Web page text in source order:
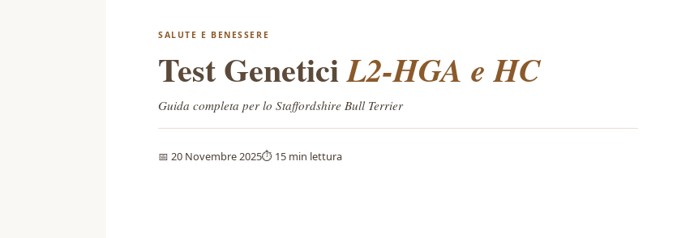
SALUTE E BENESSERE
Test GeneticiL2-HGA e HC
Guida completa per lo Staffordshire Bull Terrier
📅 20 Novembre 2025⏱️ 15 min lettura